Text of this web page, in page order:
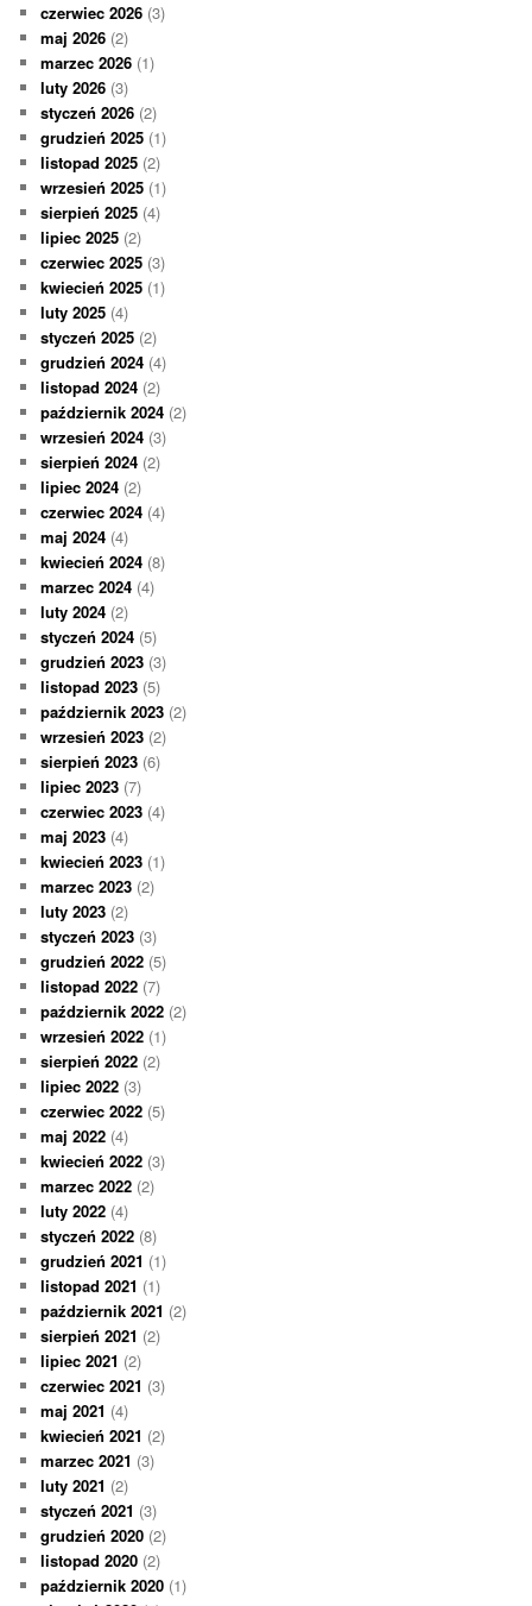
czerwiec 2026 (3)
maj 2026 (2)
marzec 2026 (1)
luty 2026 (3)
styczeń 2026 (2)
grudzień 2025 (1)
listopad 2025 (2)
wrzesień 2025 (1)
sierpień 2025 (4)
lipiec 2025 (2)
czerwiec 2025 (3)
kwiecień 2025 (1)
luty 2025 (4)
styczeń 2025 (2)
grudzień 2024 (4)
listopad 2024 (2)
październik 2024 (2)
wrzesień 2024 (3)
sierpień 2024 (2)
lipiec 2024 (2)
czerwiec 2024 (4)
maj 2024 (4)
kwiecień 2024 (8)
marzec 2024 (4)
luty 2024 (2)
styczeń 2024 (5)
grudzień 2023 (3)
listopad 2023 (5)
październik 2023 (2)
wrzesień 2023 (2)
sierpień 2023 (6)
lipiec 2023 (7)
czerwiec 2023 (4)
maj 2023 (4)
kwiecień 2023 (1)
marzec 2023 (2)
luty 2023 (2)
styczeń 2023 (3)
grudzień 2022 (5)
listopad 2022 (7)
październik 2022 (2)
wrzesień 2022 (1)
sierpień 2022 (2)
lipiec 2022 (3)
czerwiec 2022 (5)
maj 2022 (4)
kwiecień 2022 (3)
marzec 2022 (2)
luty 2022 (4)
styczeń 2022 (8)
grudzień 2021 (1)
listopad 2021 (1)
październik 2021 (2)
sierpień 2021 (2)
lipiec 2021 (2)
czerwiec 2021 (3)
maj 2021 (4)
kwiecień 2021 (2)
marzec 2021 (3)
luty 2021 (2)
styczeń 2021 (3)
grudzień 2020 (2)
listopad 2020 (2)
październik 2020 (1)